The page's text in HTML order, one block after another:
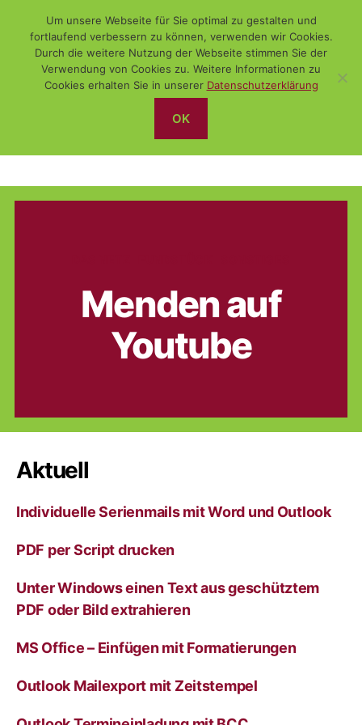
WiSch
Menden
Menden auf
Youtube
Aktuell
Individuelle Serienmails mit Word und Outlook
PDF per Script drucken
Unter Windows einen Text aus geschütztem
PDF oder Bild extrahieren
MS Office – Einfügen mit Formatierungen
Outlook Mailexport mit Zeitstempel
Um unsere Webseite für Sie optimal zu gestalten und
fortlaufend verbessern zu können, verwenden wir Cookies.
Durch die weitere Nutzung der Webseite stimmen Sie der
Verwendung von Cookies zu. Weitere Informationen zu
Cookies erhalten Sie in unserer Datenschutzerklärung
OK